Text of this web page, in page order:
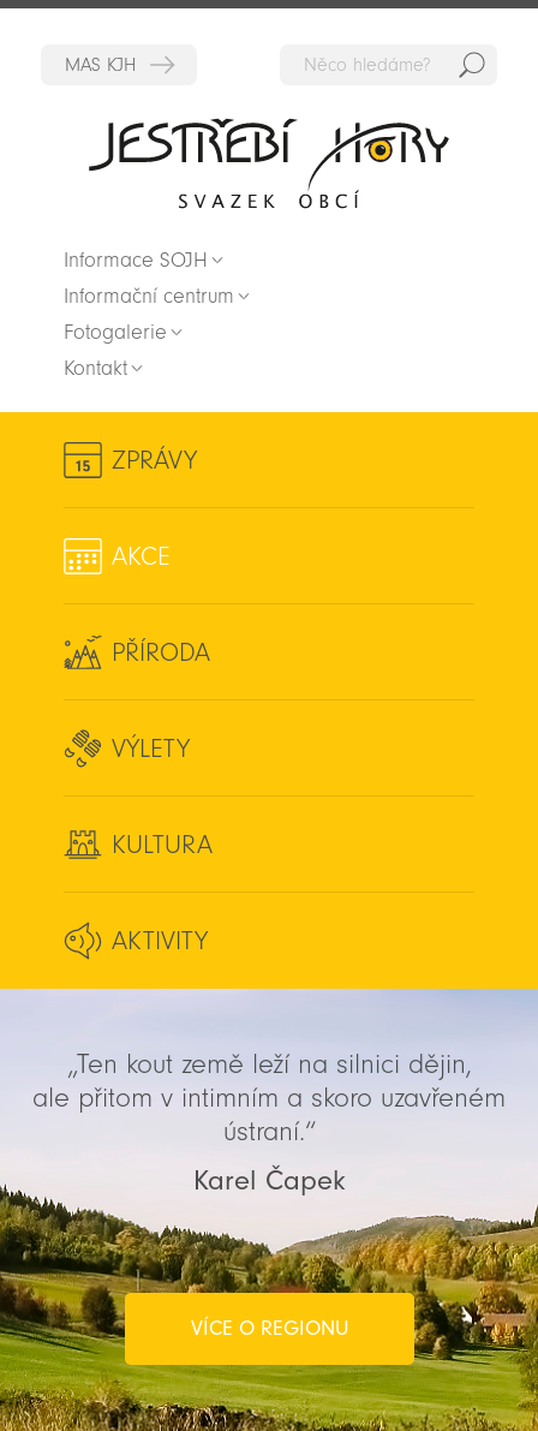
Informace SOJH
Informační centrum
Fotogalerie
Kontakt
ZPRÁVY
AKCE
PŘÍRODA
VÝLETY
KULTURA
AKTIVITY
„Ten kout země leží na silnici dějin,
ale přitom v intimním a skoro uzavřeném
ústraní.“
Karel Čapek
VÍCE O REGIONU